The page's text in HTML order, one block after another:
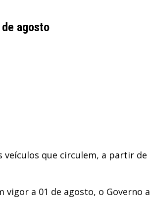
agosto
que circulem, a partir
a 01 de agosto, o Governo